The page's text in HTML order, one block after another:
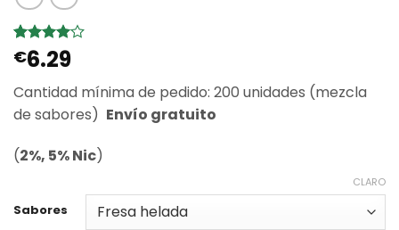
Valorado
con4de
base a
2
valoraciones
de
€6.29
Cantidad mínima de pedido: 200 unidades (mezcla
de sabores) Envío gratuito
(2%, 5% Nic)
Sabores
CLARO